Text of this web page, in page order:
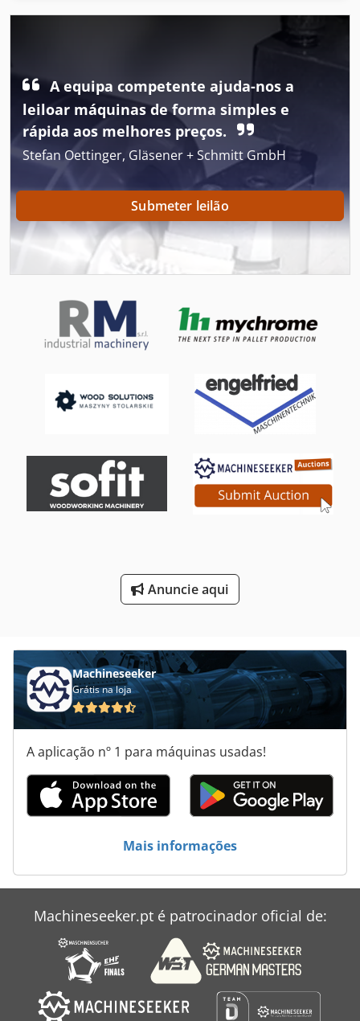
Impressão Da Tela
Impressões De Imprensa Folheado
Inclina-Se Em Máquinas-Ferramenta
Inserção De Máquinas
Instalação Da Cópia
Instalação De Armazenamento
Instalação De Fritura Profunda
Instalação De Moagem De Espiral
Instalações De Funcionamento
Instalações De Preservação
Unidade De Revestimento
A equipa competente ajuda-nos a
leiloar máquinas de forma simples e
rápida aos melhores preços.
Stefan Oettinger, Gläsener + Schmitt GmbH
Submeter leilão
Anuncie aqui
Machineseeker
Grátis na loja
A aplicação nº 1 para máquinas usadas!
Mais informações
Machineseeker.pt é patrocinador oficial de: